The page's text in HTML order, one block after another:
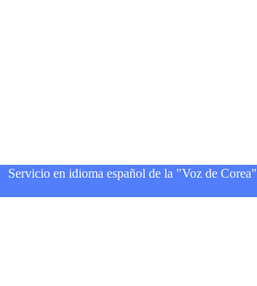
Servicio en idioma español de la "Voz de Corea"